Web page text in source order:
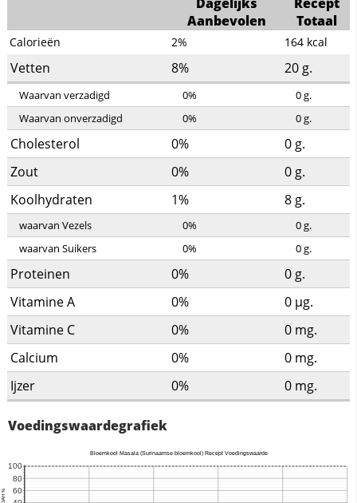
Dagelijks
Aanbevolen
Recept
Totaal
Calorieën 2% 164 kcal
Vetten 8% 20g.
Waarvan verzadigd 0% 0g.
Waarvan onverzadigd
0% 0g.
Cholesterol 0% 0g.
Zout
0% 0g.
Koolhydraten
1% 8g.
waarvan Vezels 0% 0g.
waarvan Suikers
0% 0g.
Proteinen 0% 0g.
Vitamine A
0% 0 µg.
Vitamine C
0% 0 mg.
Calcium
0% 0 mg.
Ijzer
0% 0 mg.
Voedingswaardegrafiek